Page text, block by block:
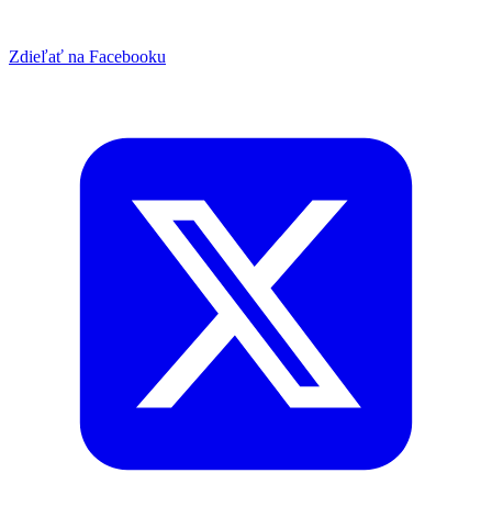
Zdieľať na Facebooku